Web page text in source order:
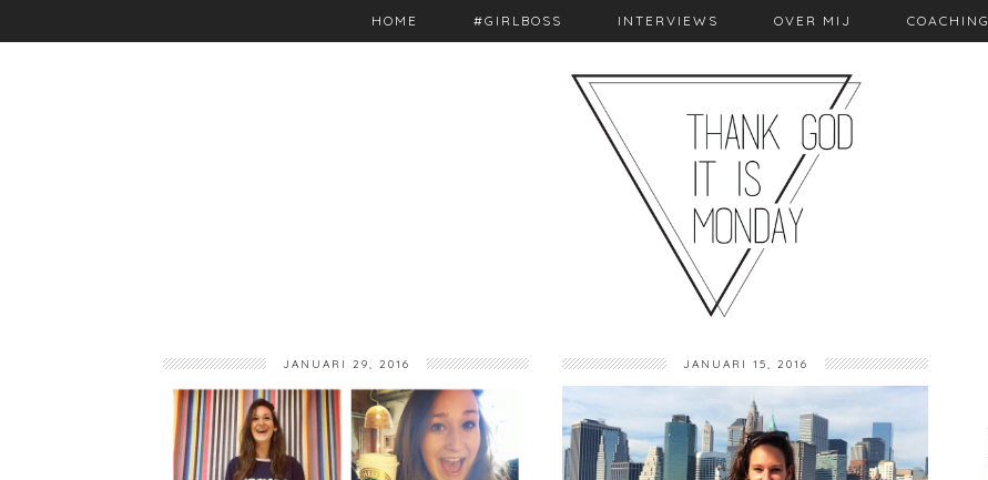
HOME #GIRLBOSS INTERVIEWS OVER MIJ COACHING
JANUARI 29, 2016 JANUARI 15, 2016